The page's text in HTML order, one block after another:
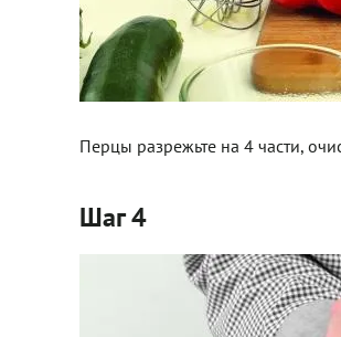
Перцы разрежьте на 4 части,
Шаг 4